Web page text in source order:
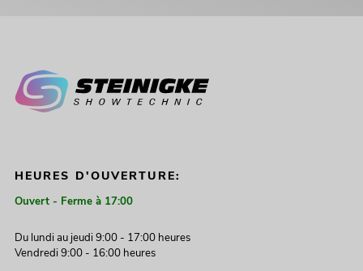
HEURES D'OUVERTURE:
Ouvert - Ferme à 17:00
Du lundi au jeudi 9:00 - 17:00 heures
Vendredi 9:00 - 16:00 heures